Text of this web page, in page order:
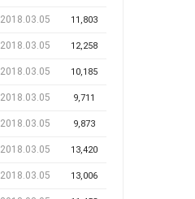
2018.03.05 11,803
2018.03.05 12,258
2018.03.05 10,185
2018.03.05 9,711
2018.03.05 9,873
2018.03.05 13,420
2018.03.05 13,006